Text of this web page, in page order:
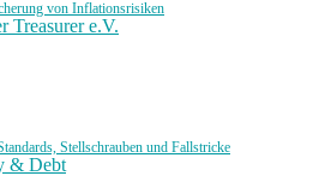
von Inflationsrisiken
Treasurer e.V.
Stellschrauben und Fallstricke
& Debt